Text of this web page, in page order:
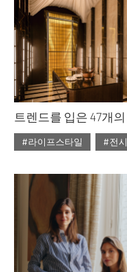
#라이프스타일
#전시